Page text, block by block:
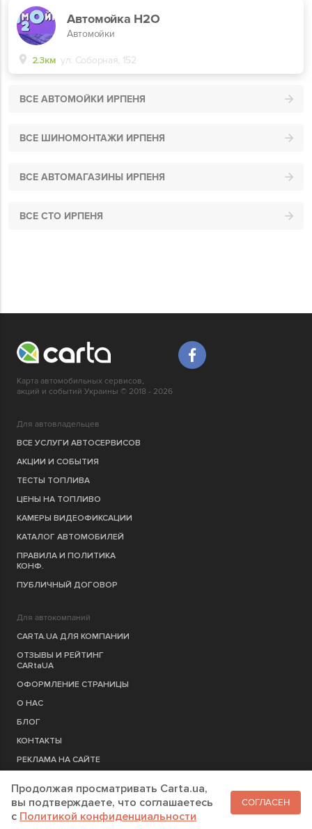
Автомойка H2O
Автомойки
2.3км ул. Соборная, 152
ВСЕ АВТОМОЙКИ ИРПЕНЯ
ВСЕ ШИНОМОНТАЖИ ИРПЕНЯ
ВСЕ АВТОМАГАЗИНЫ ИРПЕНЯ
ВСЕ СТО ИРПЕНЯ
Карта автомобильных сервисов,
акций и событий Украины © 2018 - 2026
Для автовладельцев
ВСЕ УСЛУГИ АВТОСЕРВИСОВ
АКЦИИ И СОБЫТИЯ
ТЕСТЫ ТОПЛИВА
ЦЕНЫ НА ТОПЛИВО
КАМЕРЫ ВИДЕОФИКСАЦИИ
КАТАЛОГ АВТОМОБИЛЕЙ
ПРАВИЛА И ПОЛИТИКА
КОНФ.
ПУБЛИЧНЫЙ ДОГОВОР
Для автокомпаний
CARTA.UA ДЛЯ КОМПАНИИ
ОТЗЫВЫ И РЕЙТИНГ
CARtaUA
ОФОРМЛЕНИЕ СТРАНИЦЫ
О НАС
БЛОГ
КОНТАКТЫ
РЕКЛАМА НА САЙТЕ
РЕГИСТРАЦИЯ КОМПАНИЮ
Продолжая просматривать Carta.ua,
вы подтверждаете, что соглашаетесь
c Политикой конфиденциальности
СОГЛАСЕН